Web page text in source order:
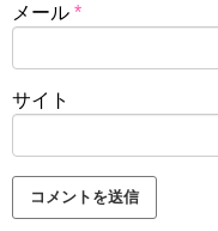
メール *
サイト